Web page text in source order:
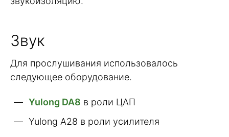
Звук
Для прослушивания использовалось
следующее оборудование.
Yulong DA8 в роли ЦАП
Yulong A28 в роли усилителя